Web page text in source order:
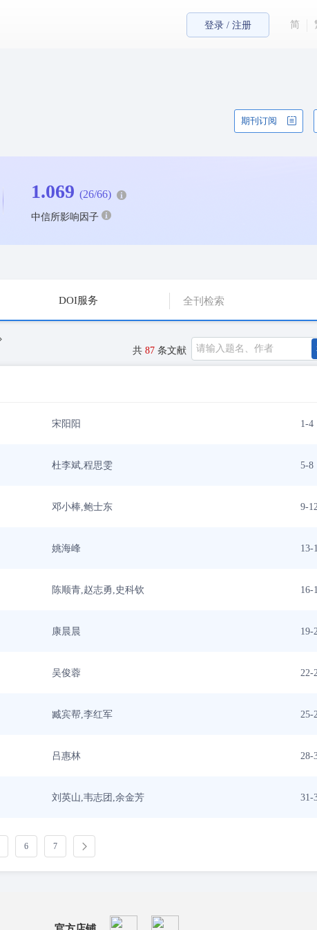
登录 / 注册 简
期刊订阅
1.069 (26/66)
中信所影响因子
DOI服务
共 87 条文献
宋阳阳 1-4
杜李斌,程思雯 5-8
邓小棒,鲍士东 9-
姚海峰 13-
陈顺青,赵志勇,史科钦 16-
康晨晨 19-
吴俊蓉 22-
臧宾帮,李红军 25-
吕惠林 28-
刘英山,韦志团,余金芳 31-
6 7